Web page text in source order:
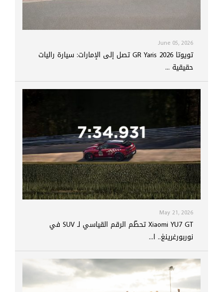
June 05, 2026
تويوتا GR Yaris 2026 تصل إلى الإمارات: سيارة راليات
حقيقية ...
May 21, 2026
Xiaomi YU7 GT تحطّم الرقم القياسي لـ SUV في
نوربورغرينغ.. ا...